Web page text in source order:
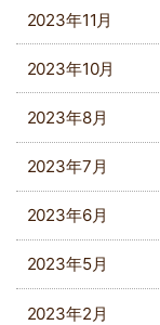
2023年11月
2023年10月
2023年8月
2023年7月
2023年6月
2023年5月
2023年2月